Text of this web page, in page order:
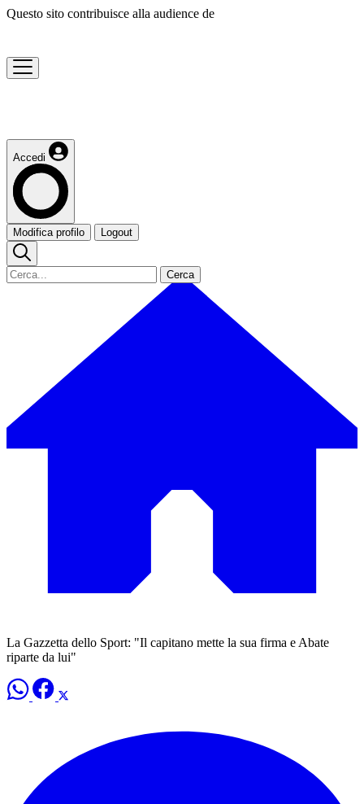
Questo sito contribuisce alla audience de
Accedi
Modifica profilo Logout
Cerca
La Gazzetta dello Sport: "Il capitano mette la sua firma e Abate
riparte da lui"